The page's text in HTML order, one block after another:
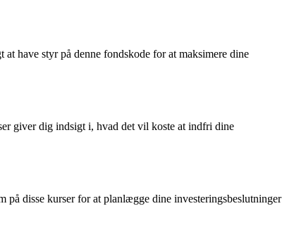
have styr på denne fondskode for at maksimere dine
giver dig indsigt i, hvad det vil koste at indfri dine
disse kurser for at planlægge dine investeringsbeslutninger